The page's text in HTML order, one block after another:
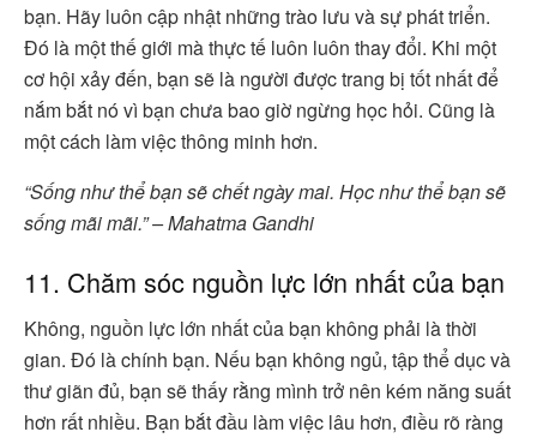
bạn. Hãy luôn cập nhật những trào lưu và sự phát triển.
Đó là một thế giới mà thực tế luôn luôn thay đổi. Khi một
cơ hội xảy đến, bạn sẽ là người được trang bị tốt nhất để
nắm bắt nó vì bạn chưa bao giờ ngừng học hỏi. Cũng là
một cách làm việc thông minh hơn.
“Sống như thể bạn sẽ chết ngày mai. Học như thể bạn sẽ
sống mãi mãi.” – Mahatma Gandhi
11. Chăm sóc nguồn lực lớn nhất của bạn
Không, nguồn lực lớn nhất của bạn không phải là thời
gian. Đó là chính bạn. Nếu bạn không ngủ, tập thể dục và
thư giãn đủ, bạn sẽ thấy rằng mình trở nên kém năng suất
hơn rất nhiều. Bạn bắt đầu làm việc lâu hơn, điều rõ ràng